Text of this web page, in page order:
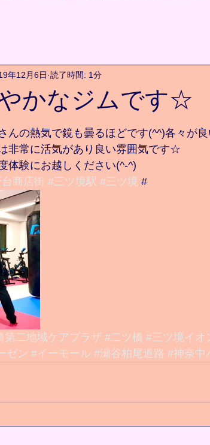
かなジムです☆
年12月6日 読了時間: 1分
んの熱気で鏡も曇るほどです(^^)各々が
非常に活気があり良い雰囲気です☆
体験にお越しください(^-^)
商店街 #三ツ境駅 #三ツ境 #
第二地域ケアプラザ #二ツ橋 #三ツ境イオ
ゼン #イーモール #瀬谷柏尾道路 #神奈中